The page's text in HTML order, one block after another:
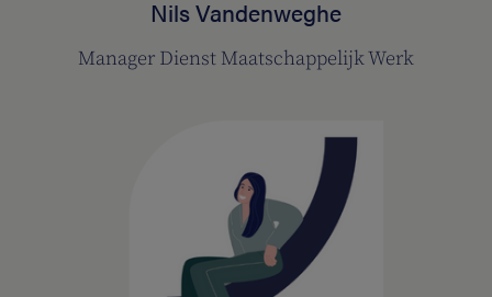
Nils Vandenweghe
Manager Dienst Maatschappelijk Werk